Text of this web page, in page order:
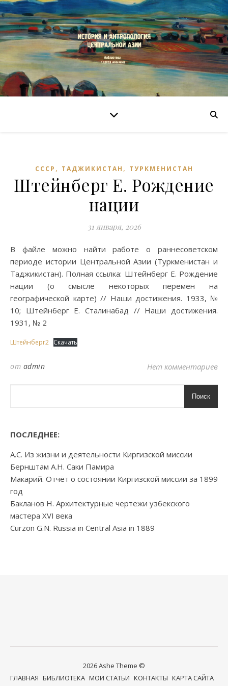
СССР , ТАДЖИКИСТАН , ТУРКМЕНИСТАН
Штейнберг Е. Рождение
нации
31 января, 2026
В файле можно найти работе о раннесоветском
периоде истории Центральной Азии (Туркменистан и
Таджикистан). Полная ссылка: Штейнберг Е. Рождение
нации (о смысле некоторых перемен на
географической карте) // Наши достижения. 1933, №
10; Штейнберг Е. Сталинабад // Наши достижения.
1931, № 2
Штейнберг2 Скачать
от admin Нет комментариев
Поиск
ПОСЛЕДНЕЕ:
А.С. Из жизни и деятельности Киргизской миссии
Бернштам А.Н. Саки Памира
Макарий. Отчёт о состоянии Киргизской миссии за 1899
год
Бакланов Н. Архитектурные чертежи узбекского
мастера XVI века
Curzon G.N. Russia in Central Asia in 1889
2026 Ashe Theme ©
ГЛАВНАЯ БИБЛИОТЕКА МОИ СТАТЬИ КОНТАКТЫ КАРТА САЙТА